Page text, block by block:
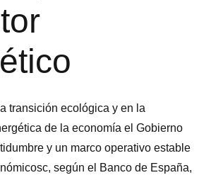
transición ecológica y en la
de la economía el Gobierno
y un marco operativo estable
según el Banco de España,